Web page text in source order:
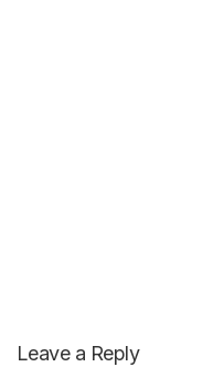
Leave a Reply